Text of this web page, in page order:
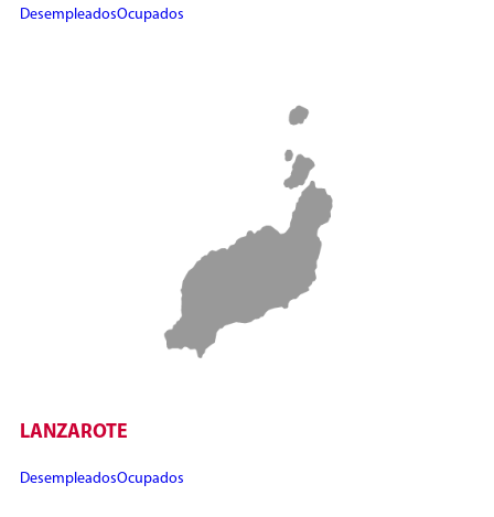
DesempleadosOcupados
LANZAROTE
DesempleadosOcupados